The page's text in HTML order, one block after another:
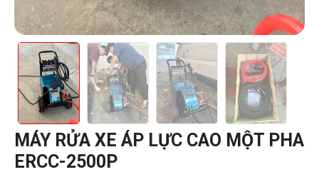
MÁY RỬA XE ÁP LỰC CAO MỘT PHA
ERCC-2500P